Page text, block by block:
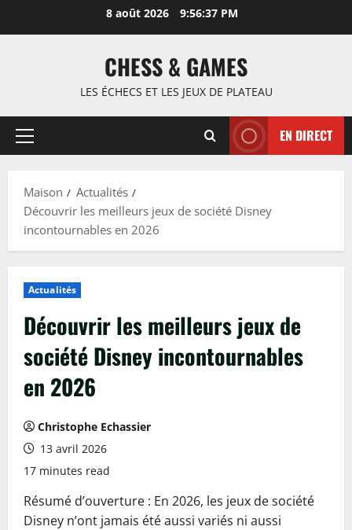
8 août 2026 9:56:38 PM
CHESS & GAMES
LES ÉCHECS ET LES JEUX DE PLATEAU
Menu
EN DIRECT
Maison
Actualités
Découvrir les meilleurs jeux de société Disney
incontournables en 2026
Actualités
Découvrir les meilleurs jeux de
société Disney incontournables
en 2026
Christophe Echassier
13 avril 2026
17 minutes read
Résumé d’ouverture : En 2026, les jeux de société
Disney n’ont jamais été aussi variés ni aussi